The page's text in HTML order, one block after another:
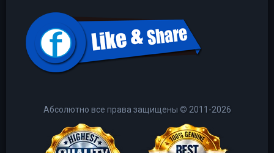
Абсолютно все права защищены © 2011-2026